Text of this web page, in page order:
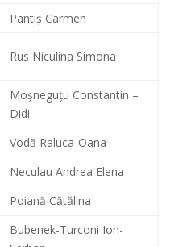
Pantiș Carmen
Rus Niculina Simona
Moșneguțu Constantin –
Didi
Vodă Raluca-Oana
Neculau Andrea Elena
Poiană Cătălina
Bubenek-Turconi Ion-